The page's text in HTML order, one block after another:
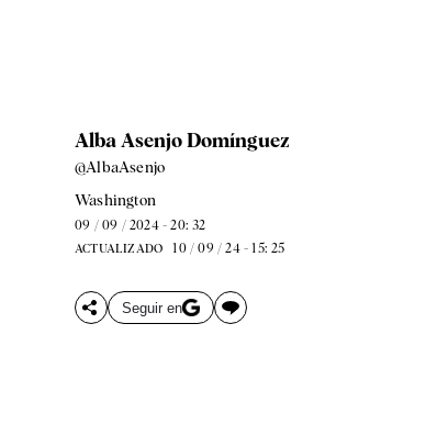
Alba Asenjo Domínguez
@AlbaAsenjo
Washington
09 / 09 / 2024 - 20: 32
ACTUALIZADO 10 / 09 / 24 - 15: 25
Seguir en